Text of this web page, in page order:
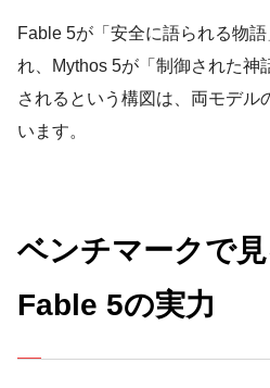
Fable 5が「安全に語られる物
れ、Mythos 5が「制御された神
されるという構図は、両モデル
います。
ベンチマークで
Fable 5の実力